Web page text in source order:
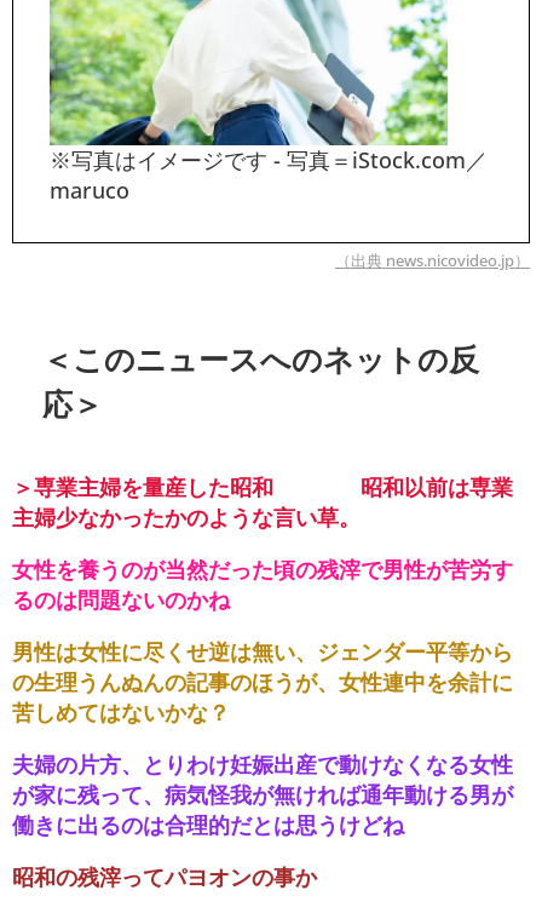
※写真はイメージです - 写真＝iStock.com／
maruco
（出典 news.nicovideo.jp）
＜このニュースへのネットの反
応＞
＞専業主婦を量産した昭和 昭和以前は専業
主婦少なかったかのような言い草。
女性を養うのが当然だった頃の残滓で男性が苦労す
るのは問題ないのかね
男性は女性に尽くせ逆は無い、ジェンダー平等から
の生理うんぬんの記事のほうが、女性連中を余計に
苦しめてはないかな？
夫婦の片方、とりわけ妊娠出産で動けなくなる女性
が家に残って、病気怪我が無ければ通年動ける男が
働きに出るのは合理的だとは思うけどね
昭和の残滓ってパヨオンの事か